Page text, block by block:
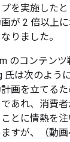
プを実施した
画が 2 倍以上
りました。
のコンテン
氏は次のよう
計画を立てる
であれ、消費
ことに情熱を
ますが、（動